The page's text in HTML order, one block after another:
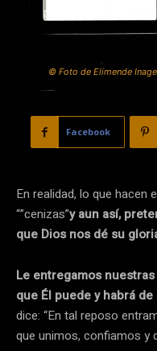
© Foto de Elimende
Facebook
En realidad, lo que hacen
“”cenizas”y aun así,
que Dios nos dé su
Le entregamos
que Él puede y habrá
dice: “En tal reposo
que unimos, confiamos y